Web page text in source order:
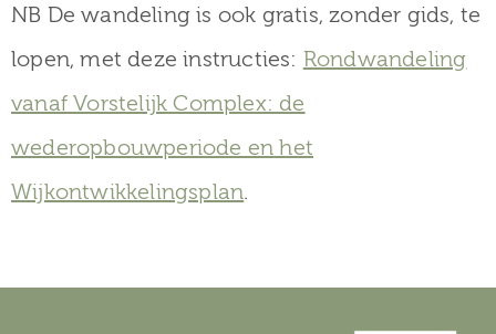
NB De wandeling is ook gratis, zonder gids, te
lopen, met deze instructies: Rondwandeling
vanaf Vorstelijk Complex: de
wederopbouwperiode en het
Wijkontwikkelingsplan.